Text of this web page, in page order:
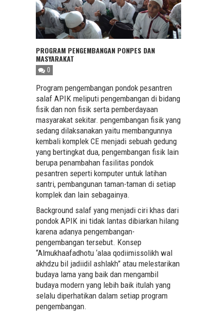
PROGRAM PENGEMBANGAN PONPES DAN
MASYARAKAT
0
Program pengembangan pondok pesantren
salaf APIK meliputi pengembangan di bidang
fisik dan non fisik serta pemberdayaan
masyarakat sekitar. pengembangan fisik yang
sedang dilaksanakan yaitu membangunnya
kembali komplek CE menjadi sebuah gedung
yang bertingkat dua, pengembangan fisik lain
berupa penambahan fasilitas pondok
pesantren seperti komputer untuk latihan
santri, pembangunan taman-taman di setiap
komplek dan lain sebagainya.
Background salaf yang menjadi ciri khas dari
pondok APIK ini tidak lantas dibiarkan hilang
karena adanya pengembangan-
pengembangan tersebut. Konsep
“Almukhaafadhotu ‘alaa qodiimissolikh wal
akhdzu bil jadiidil ashlakh” atau melestarikan
budaya lama yang baik dan mengambil
budaya modern yang lebih baik itulah yang
selalu diperhatikan dalam setiap program
pengembangan.